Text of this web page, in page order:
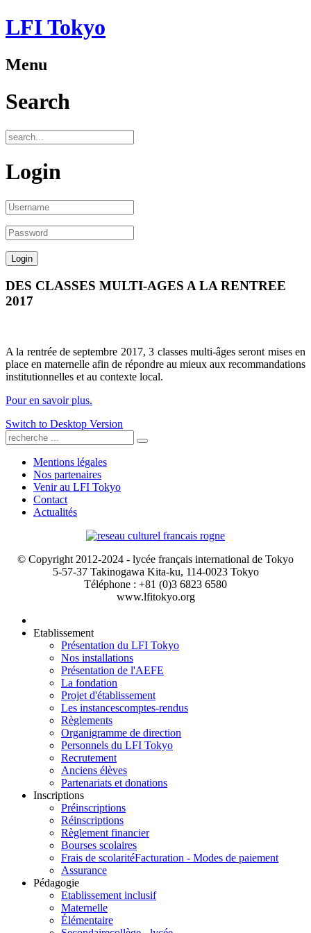
LFI Tokyo
Menu
Search
Login
DES CLASSES MULTI-AGES A LA RENTREE
2017
A la rentrée de septembre 2017, 3 classes multi-âges seront mises en
place en maternelle afin de répondre au mieux aux recommandations
institutionnelles et au contexte local.
Pour en savoir plus.
Switch to Desktop Version
Mentions légales
Nos partenaires
Venir au LFI Tokyo
Contact
Actualités
© Copyright 2012-2024 - lycée français international de Tokyo
5-57-37 Takinogawa Kita-ku, 114-0023 Tokyo
Téléphone : +81 (0)3 6823 6580
www.lfitokyo.org
Etablissement
Présentation du LFI Tokyo
Nos installations
Présentation de l'AEFE
La fondation
Projet d'établissement
Les instancescomptes-rendus
Règlements
Organigramme de direction
Personnels du LFI Tokyo
Recrutement
Anciens élèves
Partenariats et donations
Inscriptions
Préinscriptions
Réinscriptions
Règlement financier
Bourses scolaires
Frais de scolaritéFacturation - Modes de paiement
Assurance
Pédagogie
Etablissement inclusif
Maternelle
Élémentaire